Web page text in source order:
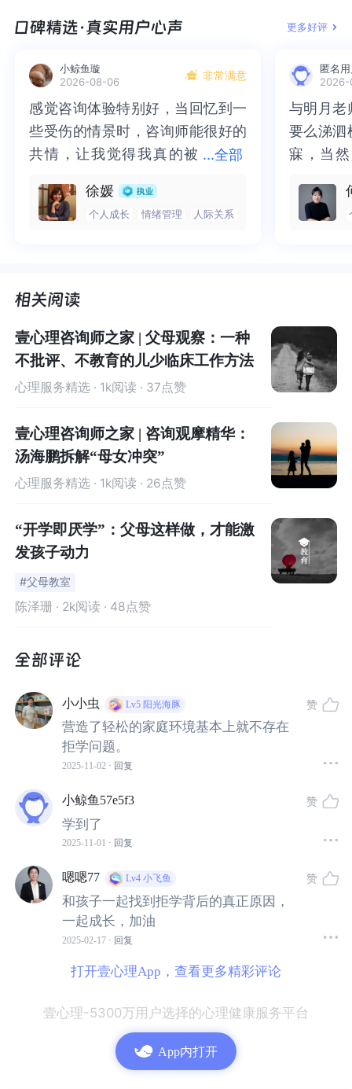
在2020年的一项心理学研究中，精神医学与心理学专家Ka
的本质是社会心理学问题还是精神问题？
在他们看来，孩子拒学是一个“与一个或多个精神问题共病
的问题”。尽管拒学被看作是一种精神问题，但由于其异质
性的因果关系和与许多问题的关联，它没并有作为单独的
诊断结果纳入DSM-V（精神疾病诊断与统计手册第五版）
ICD-10（ 国际疾病分类 第十版）（Roué et al., 202
项由土耳其研究团队发表在国际心理学期刊《
相关的心理学研究结果进行了整理分析，他们提出了一个
关于拒学的概念性问题：如何从整体上认识拒学（school
refusal）问题？
为此，他们将过去的多项研究成果进行了提炼和分析，并
从以下几点进行逐一讲解：可能造成拒学的危险因素、拒
学的症状与表现特征、可能避免拒学的因素、拒学的后果
以及适用的干预技术（
Sümeyye Ulaş & İsmail Seçer ., 2
拒学的危险因
1、校园霸凌。校园霸凌现象是导致拒学行为的重要诱因之
一，来自同龄人的欺凌会让孩子在学校感到不安全，进而
产生逃避情绪。
2、成就感缺失或长期的失败经验。
这种消极结果可能导致
孩子出现习得性无助，认为自己无论如何努力都无法改变
现状。特别是当学生的学业成绩不好，压力增大或情绪低
沉导致学不进去，进而形成恶性循环，由此而引发拒学行
为。
3、父母与家庭因素。父母家庭关系不和是导致拒学行为最
为常见的原因之一，也是最值得家长警惕与反思的因素。
感情缺失（离异、丧偶或留守儿童等）而忽视孩子的心理
感受都极有可能催生孩子的拒学行为。
更多好评
小鲸鱼璇
2026-08-06
非常满意
...全部
感觉咨询体验特别好，当回忆到一
些受伤的情景时，咨询师能很好的
共情，让我觉得我真的被
一部分未处理的情绪被注意到了，
而且当咨询师准确说出我当时的情
觉轻快了很多，感觉轻松了。很感
谢咨询师姐姐！
感觉咨询体验特别好，当回忆到一
些受伤的情景时，咨询师能很好的
共情，让我觉得我真的被抱住了。
处理的情绪被注意到了，而且当咨
询师准确说出我当时的情绪，我感
了很多，感觉轻松了。很感谢咨询
师姐姐！
徐媛
个人成长 情绪管理 人际关系
匿名
2026-
与明月老
要么涕泗
寐，当
来，觉
再困于
与明月老
要么涕泗
寐，当然
不必再
梏，更
壹心理咨询师之家 | 父母观察：一种
不批评、不教育的儿少临床工作方法
心理服务精选 · 1k阅读 · 37点赞
壹心理咨询师之家 | 咨询观摩精华：
汤海鹏拆解“母女冲突”
心理服务精选 · 1k阅读 · 26点赞
“开学即厌学”：父母这样做，才能激
发孩子动力
#父母教室
陈泽珊 · 2k阅读 · 48点赞
小小虫 Lv5 阳光海豚
营造了轻松的家庭环境基本上就不存在
拒学问题。
2025-11-02 · 回复
赞
小鲸鱼57e5f3
学到了
2025-11-01 · 回复
赞
嗯嗯77 Lv4 小飞鱼
和孩子一起找到拒学背后的真正原因，
一起成长，加油
2025-02-17 · 回复
赞
打开壹心理App，查看更多精彩评论
壹心理-5300万用户选择的心理健康服务平台
App内打开